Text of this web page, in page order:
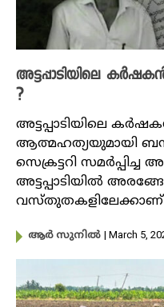
അട്ടപ്പാടിയിലെ
?
അട്ടപ്പാടിയിലെ
ആത്മഹത്യയുമായി
സെക്രട്ടറി സമർപ്പിച്ച
അട്ടപ്പാടിയിൽ
വസ്തുതകളിലേക്കാണ്
ആർ സുനിൽ | March 5,